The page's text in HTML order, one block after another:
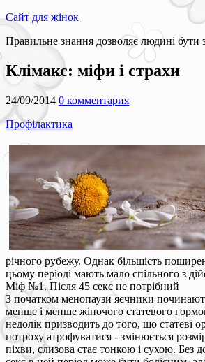
Сайт для жінок
Правильне знання дозволяє людині бути
Клімакс: міфи і страхи
24/09/2014 0 комментария
Профілактика
річного рубежу. Однак більшість
цьому періоді мають мало спільного з
Міф №1. Після 45 секс не потрібний
З початком менопаузи яєчники
менше і менше жіночого статевого
недолік призводить до того, що статеві
потроху атрофуватися - змінюється
піхви, слизова стає тонкою і сухою. Без